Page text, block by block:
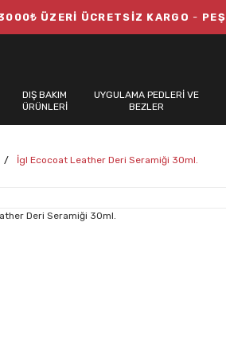
ÜZERİ ÜCRETSİZ KARGO -
DIŞ BAKIM
ÜRÜNLERİ
UYGULAMA PEDLERİ VE
BEZLER
İgl Ecocoat Leather Deri Seramiği 30ml.